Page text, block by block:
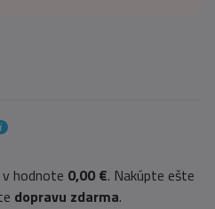
hodnote 0,00 €. Nakúpte ešte
dopravu zdarma.